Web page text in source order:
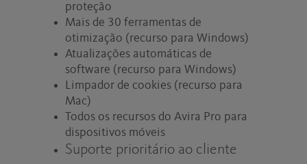
proteção
Mais de 30 ferramentas de
otimização (recurso para Windows)
Atualizações automáticas de
software (recurso para Windows)
Limpador de cookies (recurso para
Mac)
Todos os recursos do Avira Pro para
dispositivos móveis
Suporte prioritário ao cliente